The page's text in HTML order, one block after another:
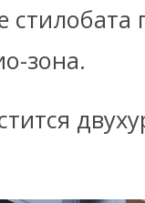
зона.